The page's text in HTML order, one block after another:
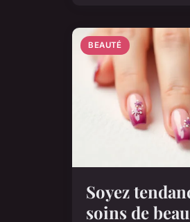
BEAUTÉ
Soyez
soins de